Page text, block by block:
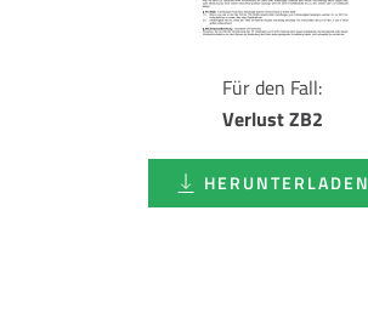
Für den Fall:
Verlust ZB2
HERUNTERLADEN